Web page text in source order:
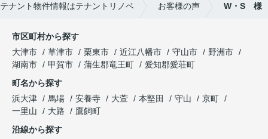
ナント物件情報はテナントリノベ お客様の声 W・S 様
市区町村から探す
大津市
草津市 栗東市 近江八幡市 守山市
野洲市
湖南市
甲賀市 蒲生郡竜王町
愛知郡愛荘町
町名から探す
浜大津
馬場 安養寺 大萱 本堅田 守山
京町
一里山
大路
鷹飼町
沿線から探す